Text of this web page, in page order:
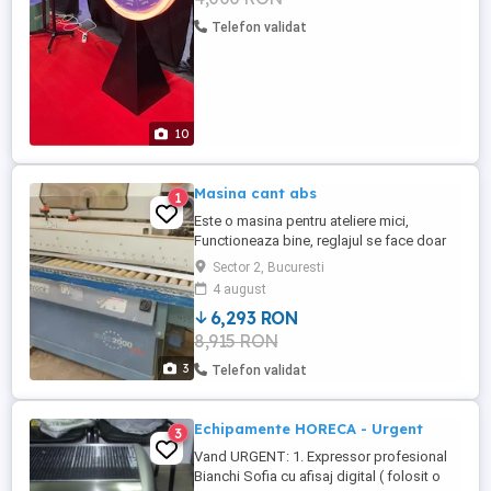
10
Telefon validat
3
1 Masina cant abs
Este o masina pentru ateliere mici,
Functioneaza bine, reglajul se face doar
din panou.
Sector 2, Bucuresti
4 august
6,293 RON
8,915 RON
Telefon validat
3 Echipamente HORECA - Urgent
Vand URGENT: 1. Expressor profesional
Bianchi Sofia cu afisaj digital ( folosit o